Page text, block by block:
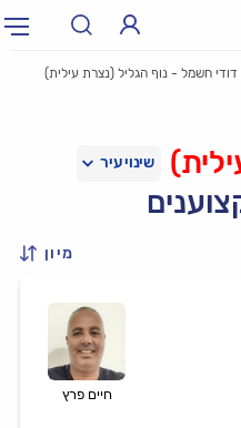
דודי חשמל - נוף הגליל (נצרת עילית)
מיון
חיים פרץ